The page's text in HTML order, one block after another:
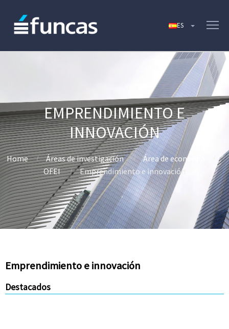
EMPRENDIMIENTO E
INNOVACIÓN
Home Áreas de investigación
Área de economía
OFEI
Emprendimiento e innovación
Emprendimiento e innovación
Destacados